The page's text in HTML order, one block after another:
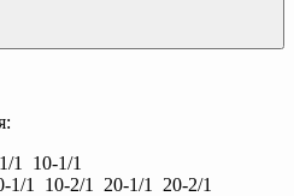
1 10-1/1
1/1 10-2/1 20-1/1 20-2/1